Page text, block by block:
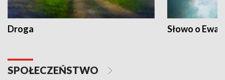
Droga Słowo o
SPOŁECZEŃSTWO